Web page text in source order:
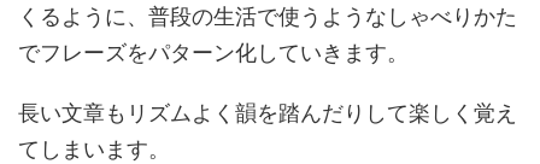
くるように、普段の生活で使うようなしゃべりかた
でフレーズをパターン化していきます。
長い文章もリズムよく韻を踏んだりして楽しく覚え
てしまいます。